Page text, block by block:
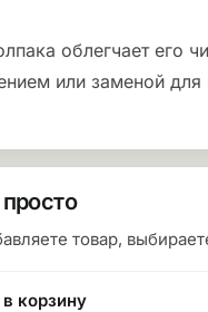
облегчает его
или заменой для
товар,
корзину